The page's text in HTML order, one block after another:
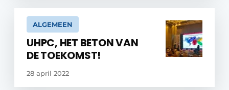
ALGEMEEN
UHPC, HET BETON VAN
DE TOEKOMST!
28 april 2022